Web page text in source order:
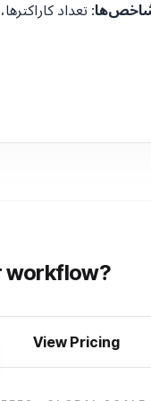
شاخص‌ها
workflow?
View Pricing